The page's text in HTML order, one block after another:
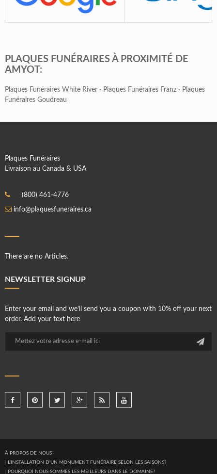
PLAQUES FUNÉRAIRES À PROXIMITÉ DE
AMYOT:
Plaques Funéraires White River · Plaques Funéraires Franz · Plaques
Funéraires Goudreau
Plaques Funéraires
Livraison au Canada & USA
(800) 461-4776
info@plaquesfuneraires.ca
There are no Articles.
NEWSLETTER SIGNUP
Enter your email and we'll send you a coupon with 10% off your next
order. Add your text here
À PROPOS DE NOUS
L'INSTALLATION D'UN MONUMENT FUNÉRAIRE SELON LES SAISONS?
POURQUOI NOUS SOMMES LES MEILLEURS DANS LE DOMAINE?